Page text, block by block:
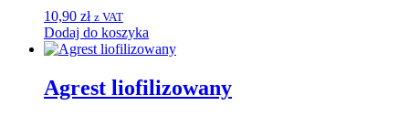
10,90 zł z VAT
Dodaj do koszyka
Agrest liofilizowany